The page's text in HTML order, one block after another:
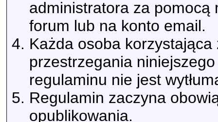
administratora za pomocą
forum lub na konto email.
Każda osoba
przestrzegania
regulaminu nie jest
Regulamin zaczyna
opublikowania.